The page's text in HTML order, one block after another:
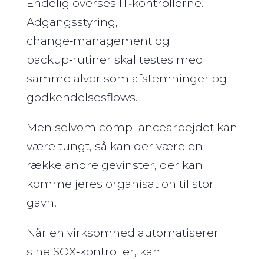
Endelig overses IT‑kontrollerne.
Adgangsstyring,
change‑management og
backup‑rutiner skal testes med
samme alvor som afstemninger og
godkendelses­flows.
Men selvom compliancearbejdet kan
være tungt, så kan der være en
række andre gevinster, der kan
komme jeres organisation til stor
gavn.
Når en virksomhed automatiserer
sine SOX‑kontroller, kan